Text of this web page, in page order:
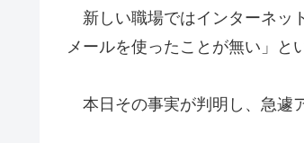
新しい職場ではインターネッ
メールを使ったことが無い」と
本日その事実が判明し、急遽